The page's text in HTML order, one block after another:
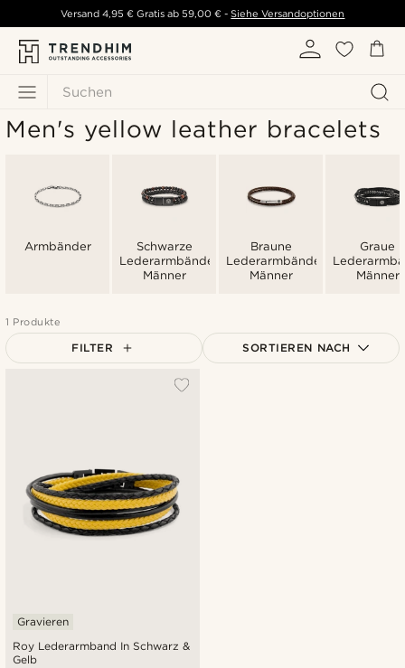
Suchen
Versand 4,95 € Gratis ab 59,00 € - Siehe Versandoptionen
Men's yellow leather bracelets
Armbänder
Schwarze
Lederarmbänder
Männer
Braune
Lederarmbänder
Männer
Graue
Männer
1 Produkte
FILTER SORTIEREN NACH
Roy Lederarmband In Schwarz &
Gelb
Gravieren